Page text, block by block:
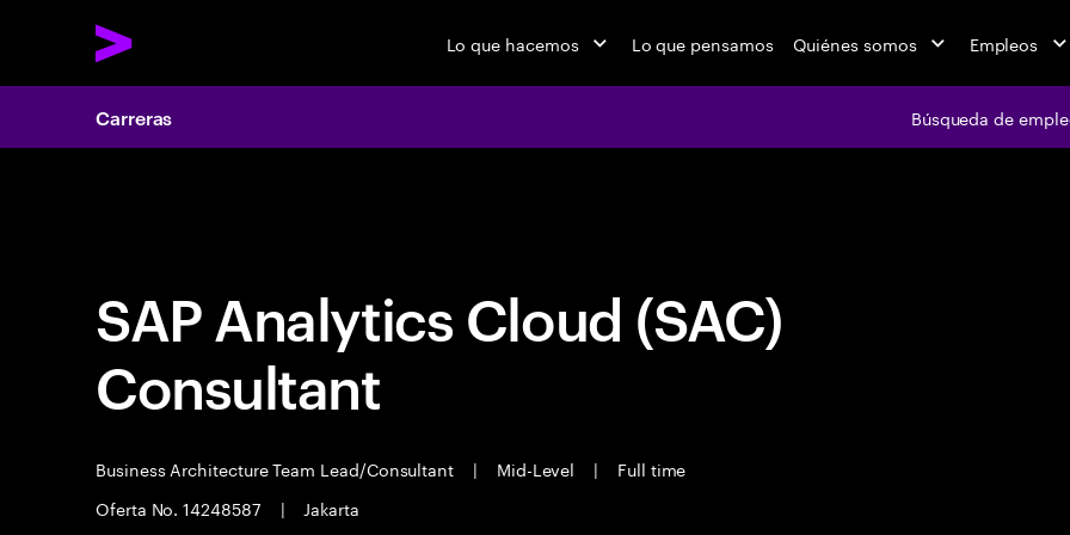
Lo que hacemos Lo que pensamos Quiénes somos Empleos
Carreras Búsqueda de
Carreras Búsqueda de
SAP Analytics Cloud (SAC)
Consultant
Business Architecture Team Lead/Consultant | Mid-Level |
Full time
Oferta No. 14248587
| Jakarta